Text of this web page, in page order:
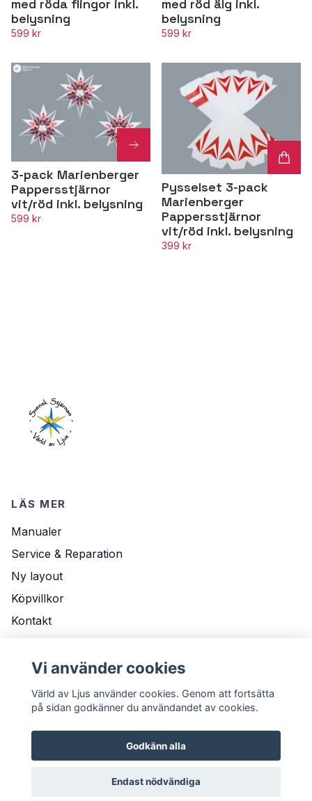
med röda flingor inkl.
belysning
599 kr
med röd älg inkl.
belysning
599 kr
3-pack Marienberger
Pappersstjärnor
vit/röd inkl. belysning
599 kr
Pysselset 3-pack
Marienberger
Pappersstjärnor
vit/röd inkl. belysning
399 kr
LÄS MER
Manualer
Service & Reparation
Ny layout
Köpvillkor
Kontakt
Leveransvillkor
© 2026 Värld av Ljus Powered by Quickbutik
Vi använder cookies
Värld av Ljus använder cookies. Genom att fortsätta
på sidan godkänner du användandet av cookies.
Godkänn alla
Endast nödvändiga